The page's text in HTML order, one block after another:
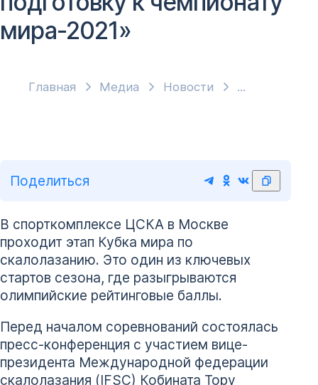
Главная Медиа Новости
мира-2021»
Поделиться
В спорткомплексе ЦСКА в Москве
проходит этап Кубка мира по
скалолазанию. Это один из ключевых
стартов сезона, где разыгрываются
олимпийские рейтинговые баллы.
Перед началом соревнований состоялась
пресс-конференция с участием вице-
президента Международной федерации
скалолазания (IFSC) Кобината Тору